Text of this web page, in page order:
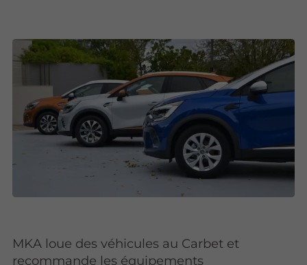
MKA loue des véhicules au Carbet et
recommande les équipements